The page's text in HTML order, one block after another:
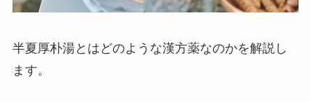
半夏厚朴湯とはどのような漢方薬なのかを解説し
ます。